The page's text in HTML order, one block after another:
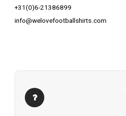
+31(0)6-21386899
info@welovefootballshirts.com